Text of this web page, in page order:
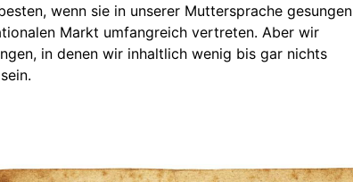
wenn sie in unserer Muttersprache gesungen
Markt umfangreich vertreten. Aber wir
in denen wir inhaltlich wenig bis gar nichts